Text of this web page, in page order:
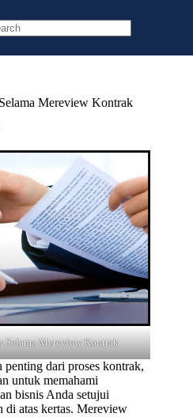
Mereview Kontrak
Selama Mereview Kontrak
dari proses kontrak,
untuk memahami
bisnis Anda setujui
di atas kertas. Mereview